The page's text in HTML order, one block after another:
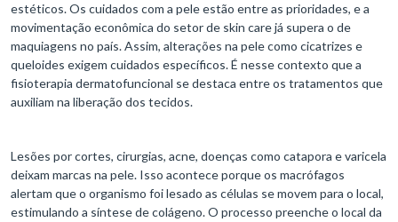
estéticos. Os cuidados com a pele estão entre as prioridades, e a
movimentação econômica do setor de skin care já supera o de
maquiagens no país. Assim, alterações na pele como cicatrizes e
queloides exigem cuidados específicos. É nesse contexto que a
fisioterapia dermatofuncional se destaca entre os tratamentos que
auxiliam na liberação dos tecidos.
Lesões por cortes, cirurgias, acne, doenças como catapora e varicela
deixam marcas na pele. Isso acontece porque os macrófagos
alertam que o organismo foi lesado as células se movem para o local,
estimulando a síntese de colágeno. O processo preenche o local da